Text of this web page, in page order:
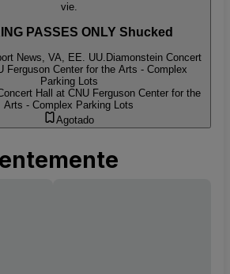
vie.
PASSES ONLY Shucked
News, VA, EE. UU. Diamonstein Concert
Ferguson Center for the Arts - Complex
Parking Lots
Hall at CNU Ferguson Center for the
Arts - Complex Parking Lots
Agotado